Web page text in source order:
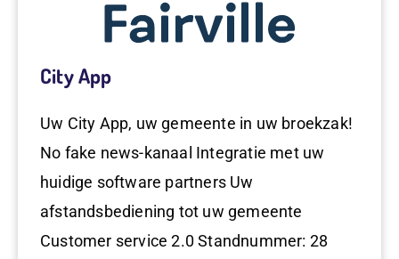
City App
Uw City App, uw gemeente in uw broekzak!
No fake news-kanaal Integratie met uw
huidige software partners Uw
afstandsbediening tot uw gemeente
Customer service 2.0 Standnummer: 28